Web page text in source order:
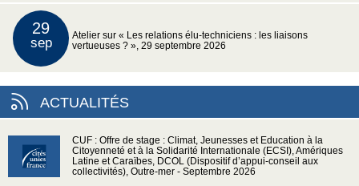
29
sep
Atelier sur « Les relations élu-techniciens : les liaisons
vertueuses ? », 29 septembre 2026
ACTUALITÉS
CUF : Offre de stage : Climat, Jeunesses et Education à la
Citoyenneté et à la Solidarité Internationale (ECSI), Amériques
Latine et Caraïbes, DCOL (Dispositif d’appui-conseil aux
collectivités), Outre-mer - Septembre 2026